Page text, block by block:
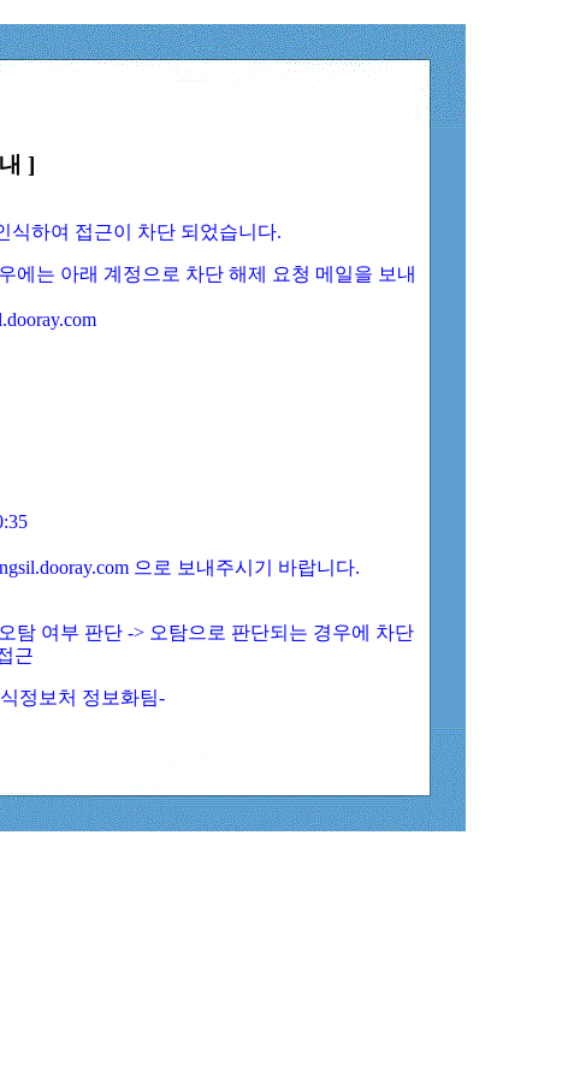
]
식하여 접근이 차단 되었습니다.
에는 아래 계정으로 차단 해제 요청 메일을 보내
으로 보내주시기 바랍니다.
탐 여부 판단 -> 오탐으로 판단되는 경우에 차단
근
정보처 정보화팀-